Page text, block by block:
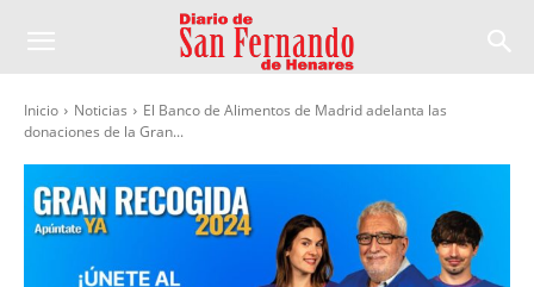
Inicio Noticias
El Banco de Alimentos de Madrid adelanta las
donaciones de la Gran...